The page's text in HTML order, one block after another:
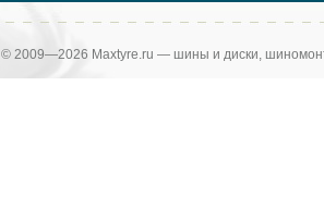
© 2009—2026 Maxtyre.ru — шины и диски,